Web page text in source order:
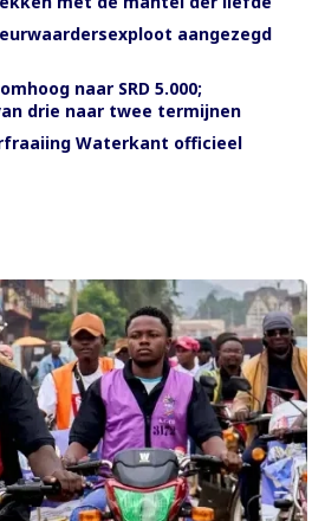
aangezegd
naar SRD 5.000;
drie naar twee termijnen
Waterkant officieel